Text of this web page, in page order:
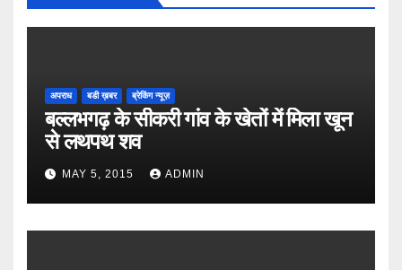
अपराध बडी ख़बर ब्रेकिंग न्यूज़
बल्लभगढ़ के सीकरी गांव के खेतों में मिला खून
से लथपथ शव
MAY 5, 2015 ADMIN